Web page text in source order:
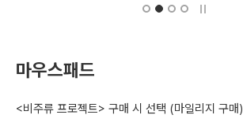
마우스패드
<비주류 프로젝트> 구매 시 선택 (마일리지 구매)